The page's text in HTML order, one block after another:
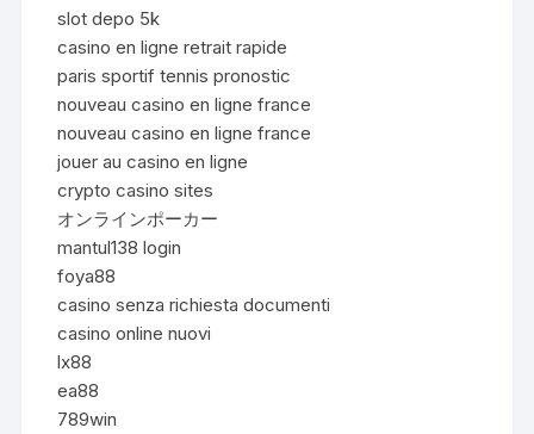
slot depo 5k
casino en ligne retrait rapide
paris sportif tennis pronostic
nouveau casino en ligne france
nouveau casino en ligne france
jouer au casino en ligne
crypto casino sites
オンラインポーカー
mantul138 login
foya88
casino senza richiesta documenti
casino online nuovi
lx88
ea88
789win